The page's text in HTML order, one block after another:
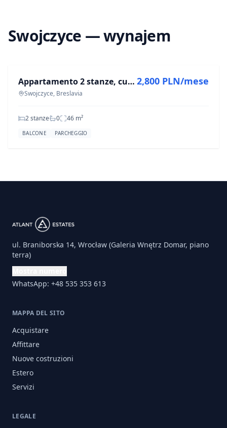
Swojczyce — wynajem
Appartamento 2 stanze, cucina separata, 46m² | Olimpia Port
Swojczyce, Breslavia
2,800 PLN/mese
2 stanze 0 46 m²
BALCONE PARCHEGGIO
ul. Braniborska 14, Wrocław (Galeria Wnętrz Domar, piano
terra)
WhatsApp: +48 535 353 613
MAPPA DEL SITO
Acquistare
Affittare
Nuove costruzioni
Estero
Servizi
LEGALE